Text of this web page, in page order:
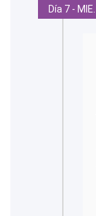
Día 7 - MIE.